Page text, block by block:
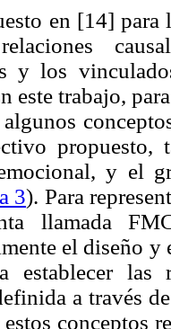
en [14]
y los
este trabajo,
propuesto,
y el
3). Para
llamada
el diseño
establecer las
a través
conceptos